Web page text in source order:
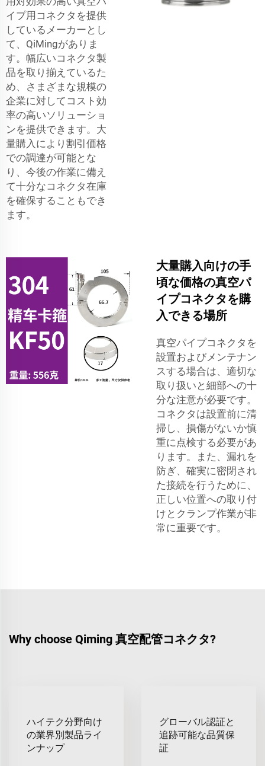
イプ用コネクタを提供
しているメーカーとし
て、QiMingがありま
す。幅広いコネクタ製
品を取り揃えているた
め、さまざまな規模の
企業に対してコスト効
率の高いソリューショ
ンを提供できます。大
量購入により割引価格
での調達が可能とな
り、今後の作業に備え
て十分なコネクタ在庫
を確保することもでき
ます。
大量購入向けの手
頃な価格の真空パ
イプコネクタを購
入できる場所
真空パイプコネクタを
設置およびメンテナン
スする場合は、適切な
取り扱いと細部への十
分な注意が必要です。
コネクタは設置前に清
掃し、損傷がないか慎
重に点検する必要があ
ります。また、漏れを
防ぎ、確実に密閉され
た接続を行うために、
正しい位置への取り付
けとクランプ作業が非
常に重要です。
Why choose Qiming 真空配管コネクタ?
ハイテク分野向け
の業界別製品ライ
ンナップ
グローバル認証と
追跡可能な品質保
証